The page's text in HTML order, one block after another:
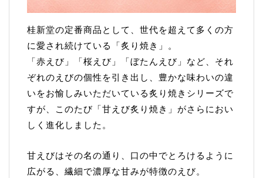
桂新堂の定番商品として、世代を超えて多くの方
に愛され続けている「炙り焼き」。
「赤えび」「桜えび」「ぼたんえび」など、それ
ぞれのえびの個性を引き出し、豊かな味わいの違
いをお愉しみいただいている炙り焼きシリーズで
すが、このたび「甘えび炙り焼き」がさらにおい
しく進化しました。
甘えびはその名の通り、口の中でとろけるように
広がる、繊細で濃厚な甘みが特徴のえび。